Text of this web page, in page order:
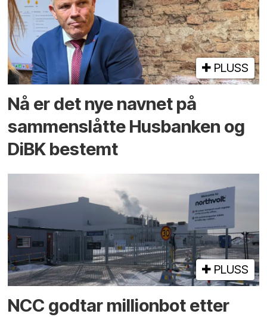
PLUSS
Nå er det nye navnet på
sammenslåtte Husbanken og
DiBK bestemt
PLUSS
NCC godtar millionbot etter